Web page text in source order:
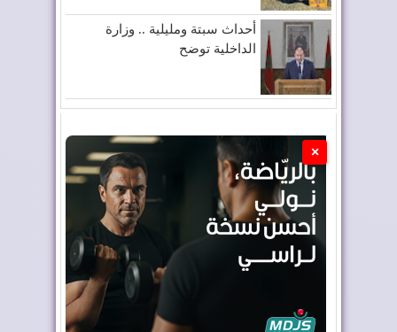
أحداث سبتة ومليلية .. وزارة
الداخلية توضح
×